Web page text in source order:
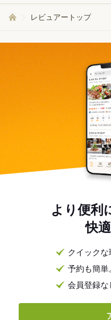
レビュアートップ
より便利
快
クイック
予約も簡単
会員登録な